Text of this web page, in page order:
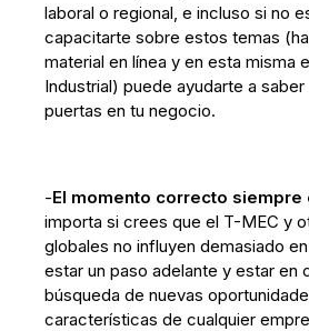
laboral o regional, e incluso si no
capacitarte sobre estos temas
material en línea y en esta misma
Industrial) puede ayudarte a
puertas en tu negocio.
-El momento correcto siempre
importa si crees que el T-MEC y
globales no influyen demasiado
estar un paso adelante y estar en
búsqueda de nuevas
características de cualquier